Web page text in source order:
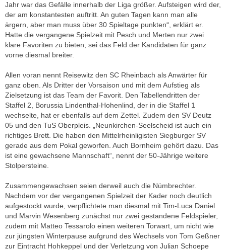
Jahr war das Gefälle innerhalb der Liga größer. Aufsteigen wird der,
der am konstantesten auftritt. An guten Tagen kann man alle
ärgern, aber man muss über 30 Spieltage punkten“, erklärt er.
Hatte die vergangene Spielzeit mit Pesch und Merten nur zwei
klare Favoriten zu bieten, sei das Feld der Kandidaten für ganz
vorne diesmal breiter.
Allen voran nennt Reisewitz den SC Rheinbach als Anwärter für
ganz oben. Als Dritter der Vorsaison und mit dem Aufstieg als
Zielsetzung ist das Team der Favorit. Den Tabellendritten der
Staffel 2, Borussia Lindenthal-Hohenlind, der in die Staffel 1
wechselte, hat er ebenfalls auf dem Zettel. Zudem den SV Deutz
05 und den TuS Oberpleis. „Neunkirchen-Seelscheid ist auch ein
richtiges Brett. Die haben den Mittelrheinligisten Siegburger SV
gerade aus dem Pokal geworfen. Auch Bornheim gehört dazu. Das
ist eine gewachsene Mannschaft“, nennt der 50-Jährige weitere
Stolpersteine.
Zusammengewachsen seien derweil auch die Nümbrechter.
Nachdem vor der vergangenen Spielzeit der Kader noch deutlich
aufgestockt wurde, verpflichtete man diesmal mit Tim-Luca Daniel
und Marvin Wesenberg zunächst nur zwei gestandene Feldspieler,
zudem mit Matteo Tessarolo einen weiteren Torwart, um nicht wie
zur jüngsten Winterpause aufgrund des Wechsels von Tom Geßner
zur Eintracht Hohkeppel und der Verletzung von Julian Schoepe